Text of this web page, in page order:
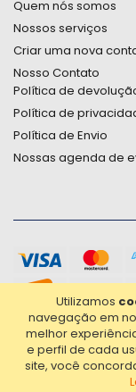
Utilizamos
navegação em
melhor
e perfil de cada
site, você
Quem nós somos
Nossos serviços
Criar uma nova
Nosso Contato
Política de
Política de
Política de Envio
Nossas agenda de
2021© Copyright